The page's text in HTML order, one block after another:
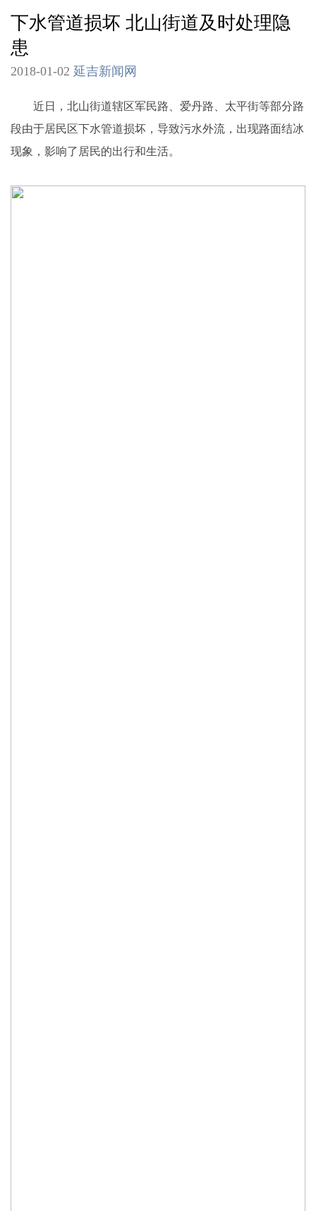
下水管道损坏 北山街道及时处理隐
患
2018-01-02 延吉新闻网
近日，北山街道辖区军民路、爱丹路、太平街等部分路
段由于居民区下水管道损坏，导致污水外流，出现路面结冰
现象，影响了居民的出行和生活。